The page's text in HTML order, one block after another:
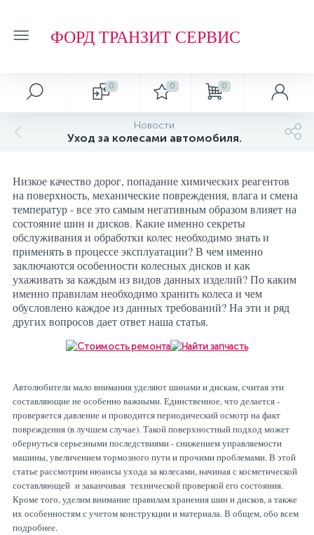
ФОРД ТРАНЗИТ СЕРВИС
0 0 0
Новости
Уход за колесами автомобиля.
Низкое качество дорог, попадание химических реагентов
на поверхность, механические повреждения, влага и смена
температур - все это самым негативным образом влияет на
состояние шин и дисков. Какие именно секреты
обслуживания и обработки колес необходимо знать и
применять в процессе эксплуатации? В чем именно
заключаются особенности колесных дисков и как
ухаживать за каждым из видов данных изделий? По каким
именно правилам необходимо хранить колеса и чем
обусловлено каждое из данных требований? На эти и ряд
других вопросов дает ответ наша статья.
Автолюбители мало внимания уделяют шинами и дискам, считая эти
составляющие не особенно важными. Единственное, что делается -
проверяется давление и проводится периодический осмотр на факт
повреждения (в лучшем случае). Такой поверхностный подход может
обернуться серьезными последствиями - снижением управляемости
машины, увеличением тормозного пути и прочими проблемами. В этой
статье рассмотрим нюансы ухода за колесами, начиная с косметической
составляющей и заканчивая технической проверкой его состояния.
Кроме того, уделим внимание правилам хранения шин и дисков, а также
их особенностям с учетом конструкции и материала. В общем, обо всем
подробнее.
Автосервис
Ремонт подвески и ходовой части
Ремонт агрегатов
Кузовные работы
Плановое Т.О.
Рулевая система
Тормозная система
Автоэлектрика
О магазине
Отзывы о компании
Обзоры и советы
Обзоры
Рейтинг
Технологии
Т.О. ФОРД ТРАНЗИТ
Фильтр МАСЛЯНЫЙ
Фильтр ТОПЛИВНЫЙ
Фильтр ВОЗДУШНЫЙ
Фильтр САЛОННЫЙ
Масло МОТОРНОЕ
ТОРМОЗНАЯ ЖИДКОСТЬ
АНТИФРИЗ
ПРИВОДНОЙ РЕМЕНЬ